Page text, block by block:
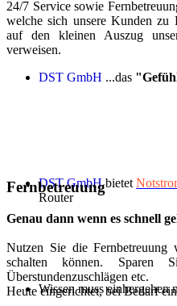
24/7 Service sowie
welche sich unsere Kunden zu
auf den kleinen Auszug
verweisen.
DST GmbH ...das
DST GmbHbietet
Router
Wissen muss einhergehen
Fernbetreuung
Genau dann wenn es schnell
Nutzen Sie die
schalten können. Sparen
Überstundenzuschlägen etc.
Heute eingerichtet, bei Bedarf